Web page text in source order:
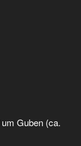
Guben (ca.